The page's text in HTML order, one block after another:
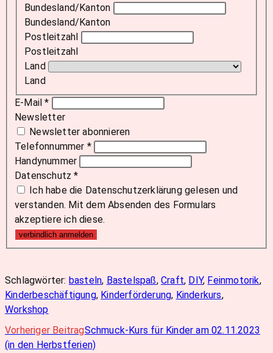
Bundesland/Kanton
Bundesland/Kanton
Postleitzahl
Postleitzahl
Land
Land
E-Mail*
Newsletter
Newsletter abonnieren
Telefonnummer *
Handynummer
Datenschutz*
Ich habe die Datenschutzerklärung gelesen und
verstanden. Mit dem Absenden des Formulars
akzeptiere ich diese.
verbindlich anmelden
Schlagwörter: basteln, Bastelspaß, Craft, DIY, Feinmotorik,
Kinderbeschäftigung, Kinderförderung, Kinderkurs,
Workshop
Weitere
Vorheriger BeitragSchmuck-Kurs für Kinder am 02.11.2023
(in den Herbstferien)